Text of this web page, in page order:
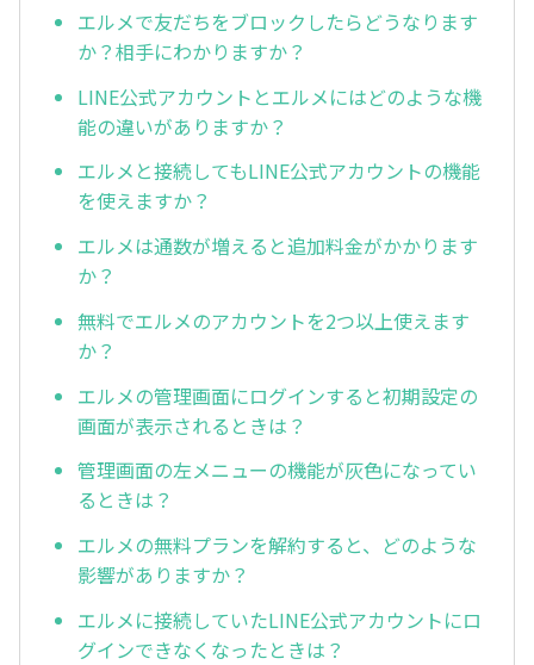
エルメで友だちをブロックしたらどうなります
か？相手にわかりますか？
LINE公式アカウントとエルメにはどのような機
能の違いがありますか？
エルメと接続してもLINE公式アカウントの機能
を使えますか？
エルメは通数が増えると追加料金がかかります
か？
無料でエルメのアカウントを2つ以上使えます
か？
エルメの管理画面にログインすると初期設定の
画面が表示されるときは？
管理画面の左メニューの機能が灰色になってい
るときは？
エルメの無料プランを解約すると、どのような
影響がありますか？
エルメに接続していたLINE公式アカウントにロ
グインできなくなったときは？